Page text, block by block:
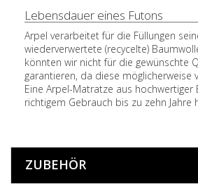
Lebensdauer eines Futons
Arpel verarbeitet für die Füllungen
wiederverwertete (recycelte)
könnten wir nicht für die gewünschte
garantieren, da diese möglicherweise
Eine Arpel-Matratze aus hochwertiger
richtigem Gebrauch bis zu zehn Jahre
ZUBEHÖR